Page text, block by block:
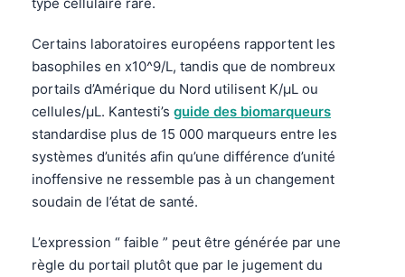
Certains laboratoires européens rapportent les
basophiles en x10^9/L, tandis que de nombreux
portails d’Amérique du Nord utilisent K/µL ou
cellules/µL. Kantesti’s guide des biomarqueurs
standardise plus de 15 000 marqueurs entre les
systèmes d’unités afin qu’une différence d’unité
inoffensive ne ressemble pas à un changement
soudain de l’état de santé.
L’expression “ faible ” peut être générée par une
règle du portail plutôt que par le jugement du